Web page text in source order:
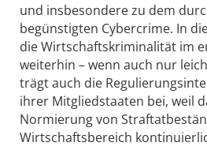
und insbesondere zu dem
begünstigten Cybercrime. In
die Wirtschaftskriminalität im
weiterhin – wenn auch nur
trägt auch die
ihrer Mitgliedstaaten bei, weil
Normierung von
Wirtschaftsbereich